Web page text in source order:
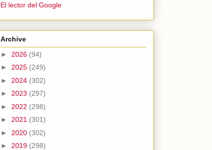
El lector del Google
Archive
► 2026 (94)
► 2025 (249)
► 2024 (302)
► 2023 (297)
► 2022 (298)
► 2021 (301)
► 2020 (302)
► 2019 (298)